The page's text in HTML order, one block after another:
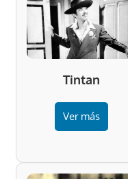
Tintan
Ver más